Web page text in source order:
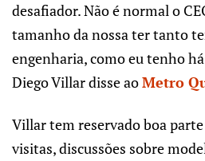
desafiador. Não é normal o
tamanho da nossa ter tanto
engenharia, como eu tenho
Diego Villar disse aoMetro
Villar tem reservado boa
visitas, discussões sobre